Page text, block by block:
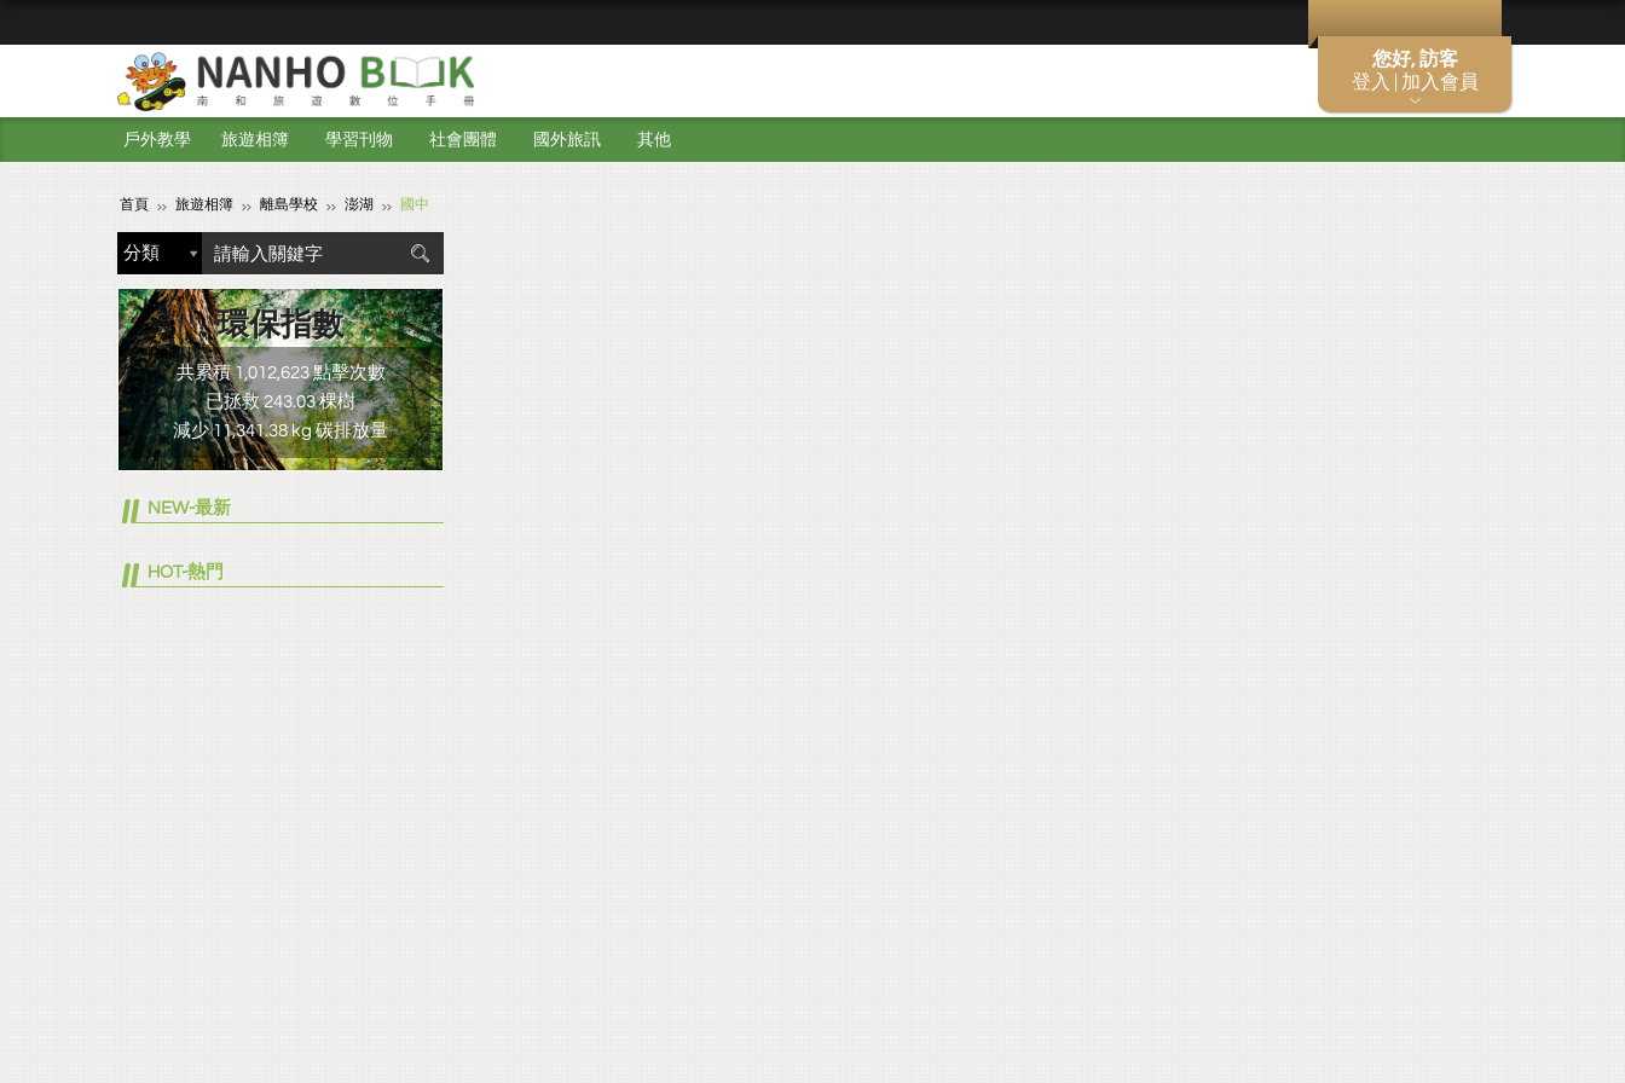
您好, 訪客
登入 | 加入會員
戶外教學 旅遊相簿 學習刊物 社會團體 國外旅訊 其他
首頁 旅遊相簿 離島學校 澎湖 國中
環保指數
共累積 1,012,623 點擊次數
已拯救 243.03 棵樹
減少 11,341.38 kg 碳排放量
NEW-最新
HOT-熱門